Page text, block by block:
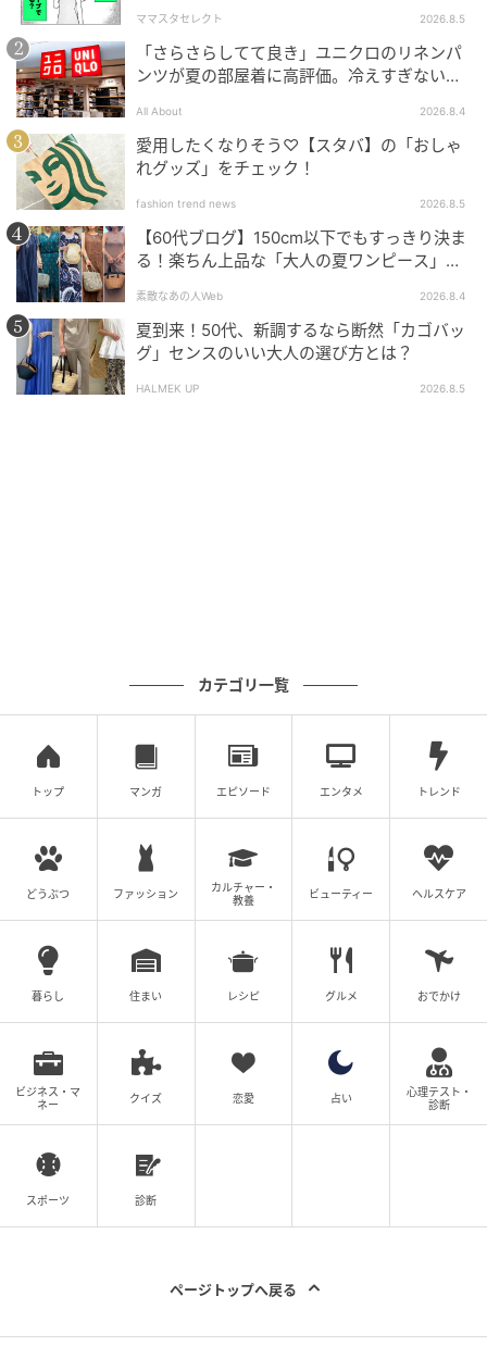
ママスタセレクト 2026.8.5
「さらさらしてて良き」ユニクロのリネンパ
ンツが夏の部屋着に高評価。冷えすぎない肌
All About 2026.8.4
愛用したくなりそう♡【スタバ】の「おしゃ
れグッズ」をチェック！
fashion trend news 2026.8.5
【60代ブログ】150cm以下でもすっきり決ま
る！楽ちん上品な「大人の夏ワンピース」コ
素敵なあの人Web 2026.8.4
夏到来！50代、新調するなら断然「カゴバッ
グ」センスのいい大人の選び方とは？
HALMEK UP 2026.8.5
カテゴリ一覧
トップ マンガ エピソード エンタメ トレンド
どうぶつ ファッション
カルチャー・
教養
ビューティー ヘルスケア
暮らし 住まい レシピ グルメ おでかけ
ビジネス・マ
ネー
クイズ 恋愛 占い
心理テスト・
診断
スポーツ 診断
ページトップへ戻る